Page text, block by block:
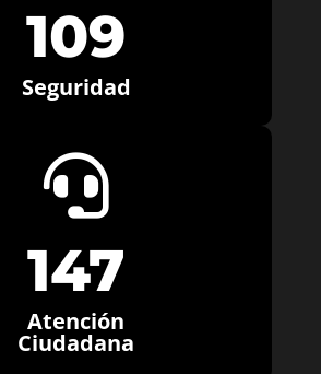
109
Seguridad

147
Atención
Ciudadana